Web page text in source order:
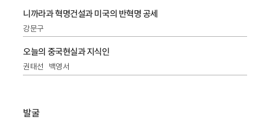
니까라과 혁명건설과 미국의 반혁명 공세
강문구
오늘의 중국현실과 지식인
권태선 백영서
발굴